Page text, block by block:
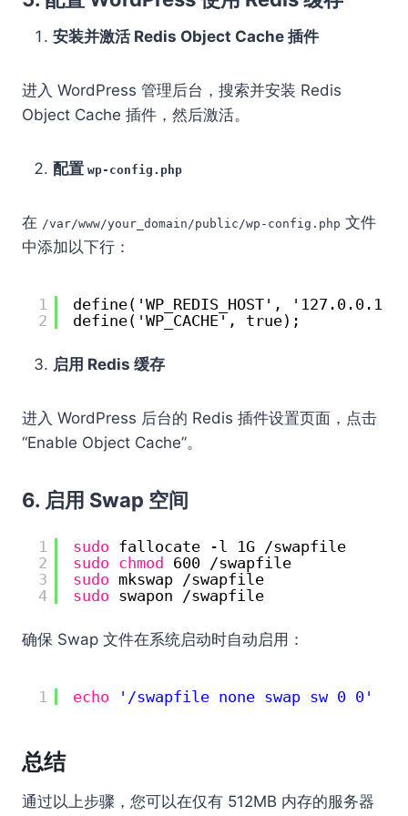
安装并激活 Redis Object Cache 插件
进入 WordPress 管理后台，搜索并安装 Redis
Object Cache 插件，然后激活。
配置 wp-config.php
在 /var/www/your_domain/public/wp-config.php 文件
中添加以下行：
1
2
define('WP_REDIS_HOST',
define('WP_CACHE', true);
启用 Redis 缓存
进入 WordPress 后台的 Redis 插件设置页面，点击
“Enable Object Cache”。
6. 启用 Swap 空间
1
2
3
4
sudo fallocate -l 1G /swapfile
sudo chmod 600 /swapfile
sudo mkswap /swapfile
sudo swapon /swapfile
确保 Swap 文件在系统启动时自动启用：
1 echo '/swapfile none swap sw 0 0'
总结
通过以上步骤，您可以在仅有 512MB 内存的服务器